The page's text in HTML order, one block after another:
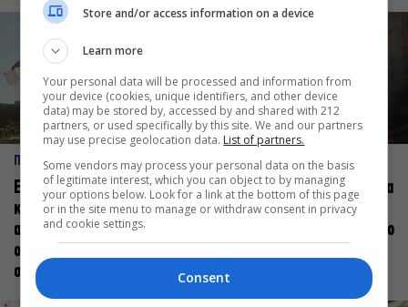
ΠΡΟΣΩΠΑ
Ελεάνα Ανδρεούδη: Κάθε
καλλιτέχνης όταν
ανεβαίνει στη σκηνή
οφείλει να αισθάνεται
σταρ
ΠΡΟΣΩΠΑ
Βαγγέλης Μπίκος: Έμαθα να
δίνω αξία στο ποιος είμαι
πάνω στη σκηνή και όχι στο
Store and/or access information on a device
Learn more
Your personal data will be processed and information from
your device (cookies, unique identifiers, and other device
data) may be stored by, accessed by and shared with 212
partners, or used specifically by this site. We and our partners
may use precise geolocation data. List of partners.
Some vendors may process your personal data on the basis
of legitimate interest, which you can object to by managing
your options below. Look for a link at the bottom of this page
or in the site menu to manage or withdraw consent in privacy
and cookie settings.
Consent